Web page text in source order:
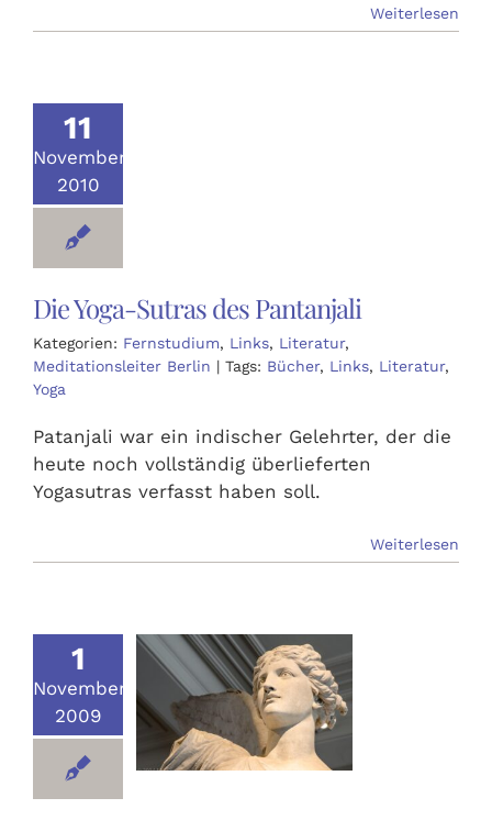
Weiterlesen
11
November
2010
Die Yoga-Sutras des Pantanjali
Kategorien: Fernstudium, Links, Literatur,
Meditationsleiter Berlin | Tags: Bücher, Links, Literatur,
Yoga
Patanjali war ein indischer Gelehrter, der die
heute noch vollständig überlieferten
Yogasutras verfasst haben soll.
Weiterlesen
1
November
2009